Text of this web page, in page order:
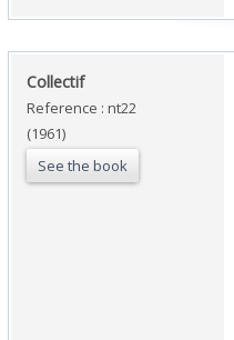
‎Collectif‎
Reference : nt22
(1961)
See the book